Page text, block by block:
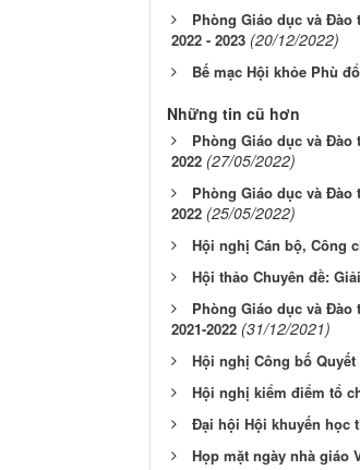
Phòng Giáo dục và
2022 - 2023 (20/12/2022)
Bế mạc Hội khỏe Phù
Những tin cũ hơn
Phòng Giáo dục và
2022 (27/05/2022)
Phòng Giáo dục và
2022 (25/05/2022)
Hội nghị Cán bộ, Công
Hội thảo Chuyên đề:
Phòng Giáo dục và Đào
2021-2022 (31/12/2021)
Hội nghị Công bố
Hội nghị kiểm điểm tổ
Đại hội Hội khuyến học
Họp mặt ngày nhà giáo